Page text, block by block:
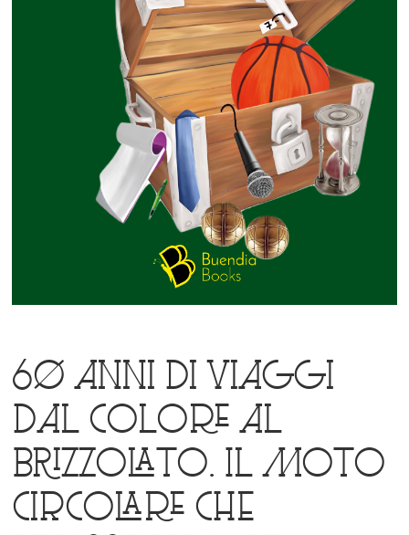
60 anni di viaggi
dal colore al
brizzolato. Il moto
circolare che